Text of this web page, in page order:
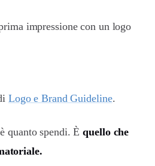
impressione con un logo
Logo e Brand Guideline.
quanto spendi. Èquello che